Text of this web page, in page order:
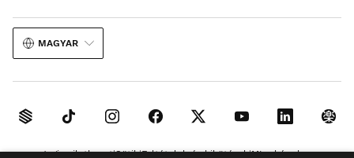
MAGYAR
Jogi nyilatkozat Sütik Feltételek és kikötések MI a képeken